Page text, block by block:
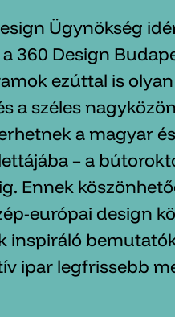
Ügynökség
360 Design
ezúttal is
a széles
a magyar
– a
Ennek
európai design
inspiráló
ipar legfrissebb